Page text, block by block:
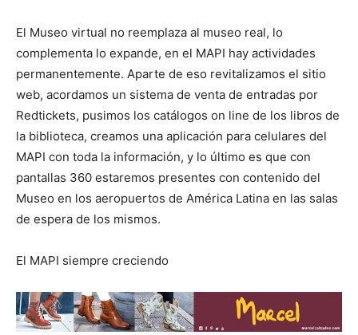
El Museo virtual no reemplaza al museo real, lo
complementa lo expande, en el MAPI hay actividades
permanentemente. Aparte de eso revitalizamos el sitio
web, acordamos un sistema de venta de entradas por
Redtickets, pusimos los catálogos on line de los libros de
la biblioteca, creamos una aplicación para celulares del
MAPI con toda la información, y lo último es que con
pantallas 360 estaremos presentes con contenido del
Museo en los aeropuertos de América Latina en las salas
de espera de los mismos.
El MAPI siempre creciendo